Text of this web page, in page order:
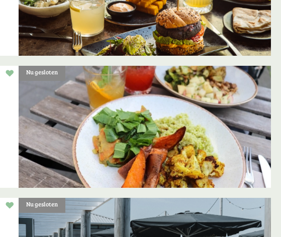
Nu gesloten
Restaurant toevoegen aan favorieten
Nu gesloten
Restaurant toevoegen aan favorieten